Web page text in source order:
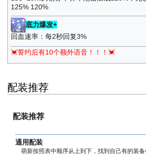
125% 120%
底力爆发+
回血速率：每2秒回复3%
💓誓约后有10个额外语音！！！💓
配装推荐
配装推荐
通用配装
萌新按照表中顺序从上到下，找到自己有的装